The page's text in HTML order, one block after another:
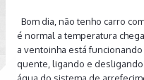
Bom dia, não tenho carro
é normal a temperatura
a ventoinha está
quente, ligando e